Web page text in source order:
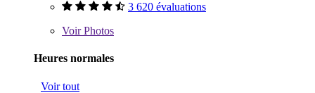
3 620 évaluations
VoirPhotos
Heures normales
Voir tout